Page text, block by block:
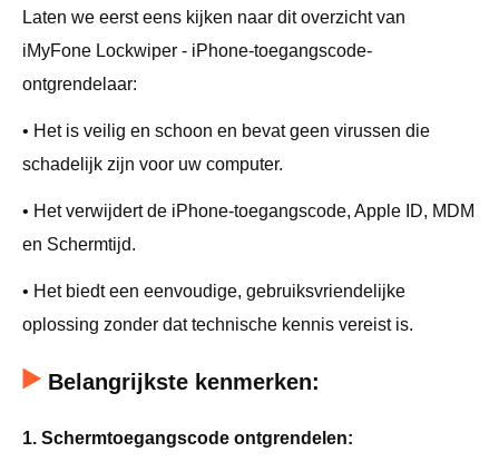
Laten we eerst eens kijken naar dit overzicht van
iMyFone Lockwiper - iPhone-toegangscode-
ontgrendelaar:
• Het is veilig en schoon en bevat geen virussen die
schadelijk zijn voor uw computer.
• Het verwijdert de iPhone-toegangscode, Apple ID, MDM
en Schermtijd.
• Het biedt een eenvoudige, gebruiksvriendelijke
oplossing zonder dat technische kennis vereist is.
Belangrijkste kenmerken:
1. Schermtoegangscode ontgrendelen: